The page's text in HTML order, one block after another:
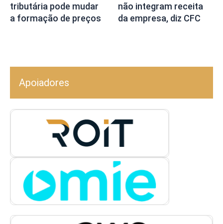
tributária pode mudar
a formação de preços
não integram receita
da empresa, diz CFC
Apoiadores